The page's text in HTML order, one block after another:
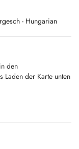
- Hungarian
den
Laden der Karte unten